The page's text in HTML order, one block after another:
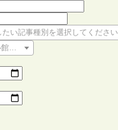
たい記事種別を選択してください
種を選択してください